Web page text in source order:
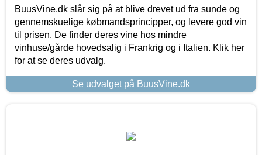
BuusVine.dk slår sig på at blive drevet ud fra sunde og
gennemskuelige købmandsprincipper, og levere god vin
til prisen. De finder deres vine hos mindre
vinhuse/gårde hovedsalig i Frankrig og i Italien. Klik her
for at se deres udvalg.
Se udvalget på BuusVine.dk